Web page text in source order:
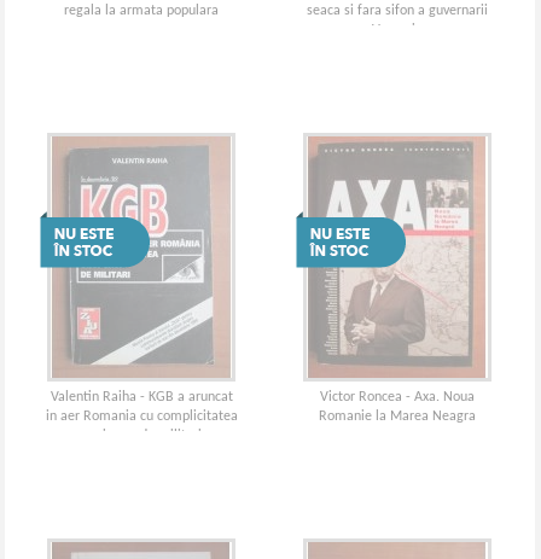
regala la armata populara
seaca si fara sifon a guvernarii
Vacaroiu
Valentin Raiha - KGB a aruncat
in aer Romania cu complicitatea
unui grup de militari
Victor Roncea - Axa. Noua
Romanie la Marea Neagra